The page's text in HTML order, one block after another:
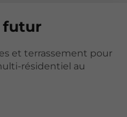
futur
et terrassement pour
résidentiel au